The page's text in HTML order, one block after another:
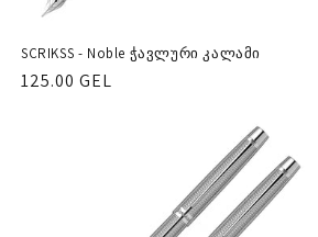
SCRIKSS - Noble ჭავლური კალამი
რეგულარული
125.00 GEL